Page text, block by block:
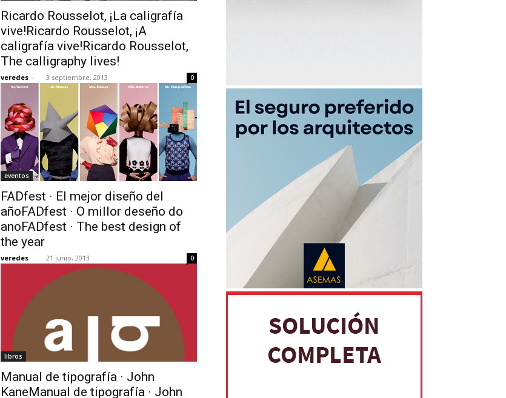
Ricardo Rousselot, ¡La caligrafía
vive!Ricardo Rousselot, ¡A
caligrafía vive!Ricardo Rousselot,
The calligraphy lives!
veredes - 3 septiembre, 2013 0
eventos
FADfest · El mejor diseño del
añoFADfest · O millor deseño do
anoFADfest · The best design of
the year
veredes - 21 junio, 2013 0
libros
Manual de tipografía · John
KaneManual de tipografía · John